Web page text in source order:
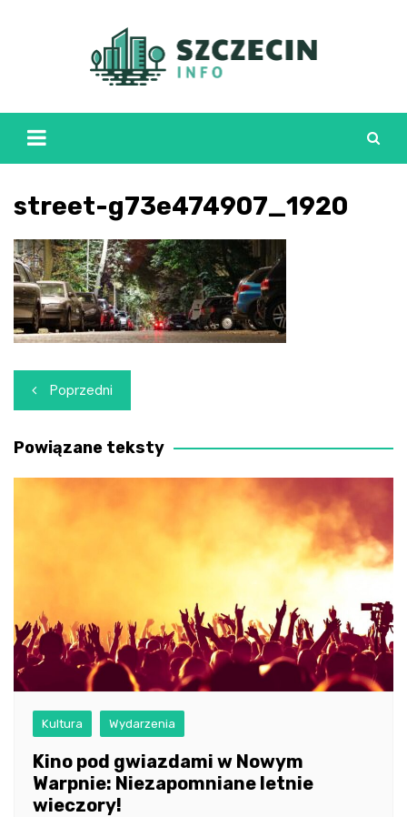
street-g73e474907_1920
Nawigacja
wpisu
Poprzedni
Powiązane teksty
Kultura Wydarzenia
Kino pod gwiazdami w Nowym
Warpnie: Niezapomniane letnie
wieczory!